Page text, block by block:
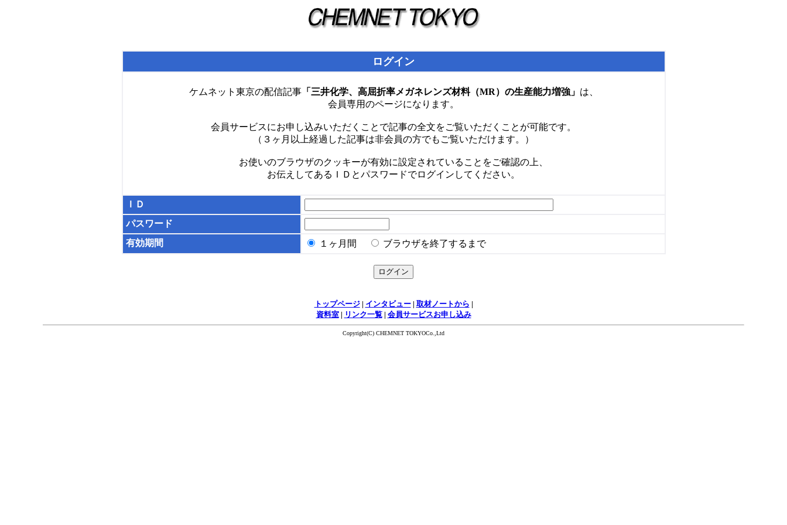
ログイン
ケムネット東京の配信記事「三井化学、高屈折率メガネレンズ材料（MR）の生産能力増強」 は、
会員専用のページになります。
会員サービスにお申し込みいただくことで記事の全文をご覧いただくことが可能です。
（３ヶ月以上経過した記事は非会員の方でもご覧いただけます。）
お使いのブラウザのクッキーが有効に設定されていることをご確認の上、
お伝えしてあるＩＤとパスワードでログインしてください。
ＩＤ
パスワード
有効期間
１ヶ月間 ブラウザを終了するまで
トップページ| インタビュー| 取材ノートから |
資料室| リンク一覧| 会員サービスお申し込み
Copyright(C) CHEMNET TOKYOCo.,Ltd